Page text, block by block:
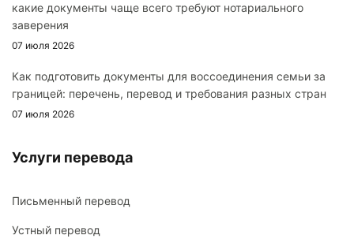
какие документы чаще всего требуют нотариального
заверения
07 июля 2026
Как подготовить документы для воссоединения семьи за
границей: перечень, перевод и требования разных стран
07 июля 2026
Услуги перевода
Письменный перевод
Устный перевод